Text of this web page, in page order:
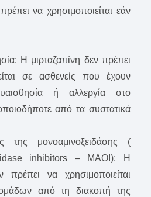
να χρησιμοποιείται εάν
Η μιρταζαπίνη δεν πρέπει
σε ασθενείς που έχουν
ή αλλεργία στο
από τα συστατικά
της μονοαμινοξειδάσης (
inhibitors – ΜΑΟΙ): Η
πρέπει να χρησιμοποιείται
από τη διακοπή της